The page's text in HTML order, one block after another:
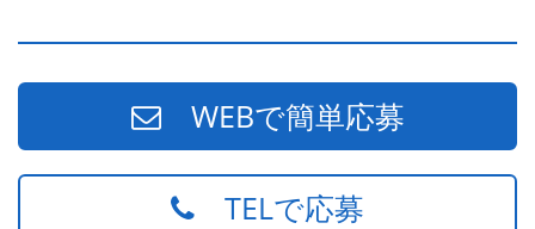
WEBで簡単応募
TELで応募